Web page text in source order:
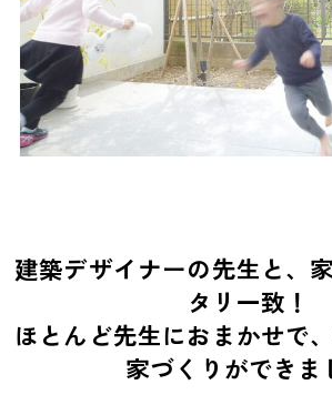
建築デザイナーの先生と、
タリ一致！
ほとんど先生におまかせで
家づくりができま